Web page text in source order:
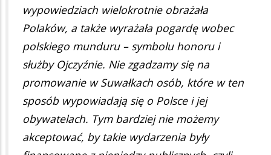
wypowiedziach wielokrotnie obrażała
Polaków, a także wyrażała pogardę wobec
polskiego munduru – symbolu honoru i
służby Ojczyźnie. Nie zgadzamy się na
promowanie w Suwałkach osób, które w ten
sposób wypowiadają się o Polsce i jej
obywatelach. Tym bardziej nie możemy
akceptować, by takie wydarzenia były